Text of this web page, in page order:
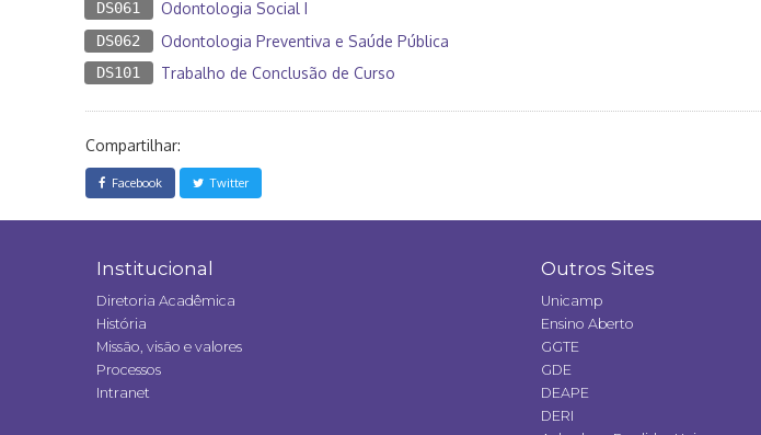
DS061 Odontologia Social I
DS062 Odontologia Preventiva e Saúde Pública
DS101 Trabalho de Conclusão de Curso
Compartilhar:
Facebook Twitter
Institucional
Diretoria Acadêmica
História
Missão, visão e valores
Processos
Intranet
Outros Sites
Unicamp
Ensino Aberto
GGTE
GDE
DEAPE
DERI